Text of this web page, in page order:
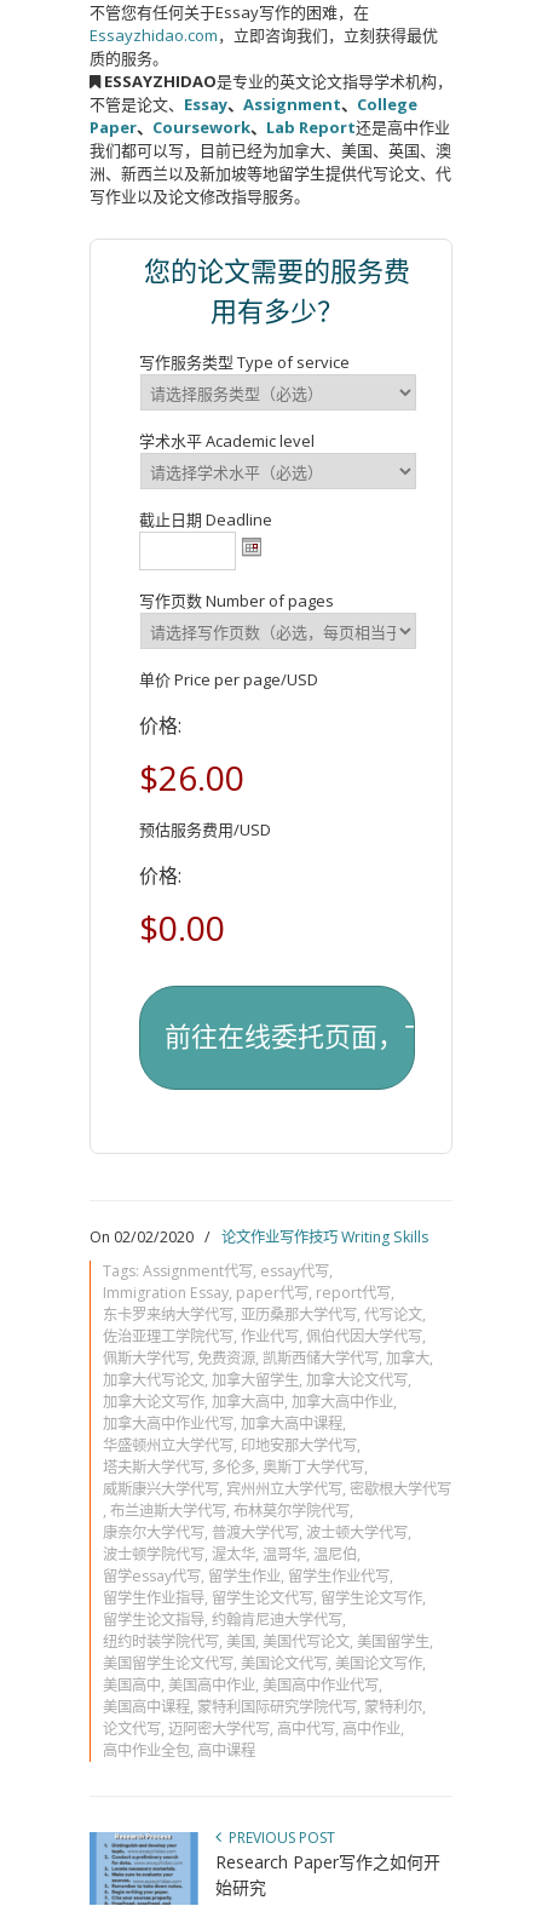
不管您有任何关于Essay写作的困难，在
Essayzhidao.com，立即咨询我们，立刻获得最优
质的服务。
ESSAYZHIDAO是专业的英文论文指导学术机构，
不管是论文、 Essay、 Assignment、 College
Paper、 Coursework、 Lab Report还是高中作业
我们都可以写，目前已经为加拿大、美国、英国、澳
洲、新西兰以及新加坡等地留学生提供代写论文、代
写作业以及论文修改指导服务。
您的论文需要的服务费
用有多少？
写作服务类型 Type of service
学术水平 Academic level
截止日期 Deadline
写作页数 Number of pages
单价 Price per page/USD
价格:
$26.00
预估服务费用/USD
价格:
$0.00
On 02/02/2020 / 论文作业写作技巧 Writing Skills
Tags: Assignment代写, essay代写,
Immigration Essay, paper代写, report代写,
东卡罗来纳大学代写, 亚历桑那大学代写, 代写论文,
佐治亚理工学院代写, 作业代写, 佩伯代因大学代写,
佩斯大学代写, 免费资源, 凯斯西储大学代写, 加拿大,
加拿大代写论文, 加拿大留学生, 加拿大论文代写,
加拿大论文写作, 加拿大高中, 加拿大高中作业,
加拿大高中作业代写, 加拿大高中课程,
华盛顿州立大学代写, 印地安那大学代写,
塔夫斯大学代写, 多伦多, 奥斯丁大学代写,
威斯康兴大学代写, 宾州州立大学代写, 密歇根大学代写
, 布兰迪斯大学代写, 布林莫尔学院代写,
康奈尔大学代写, 普渡大学代写, 波士顿大学代写,
波士顿学院代写, 渥太华, 温哥华, 温尼伯,
留学essay代写, 留学生作业, 留学生作业代写,
留学生作业指导, 留学生论文代写, 留学生论文写作,
留学生论文指导, 约翰肯尼迪大学代写,
纽约时装学院代写, 美国, 美国代写论文, 美国留学生,
美国留学生论文代写, 美国论文代写, 美国论文写作,
美国高中, 美国高中作业, 美国高中作业代写,
美国高中课程, 蒙特利国际研究学院代写, 蒙特利尔,
论文代写, 迈阿密大学代写, 高中代写, 高中作业,
高中作业全包, 高中课程
PREVIOUS POST
Research Paper写作之如何开
始研究